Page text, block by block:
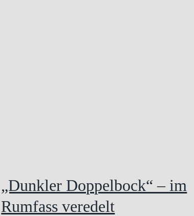
„Dunkler Doppelbock“ – im
Rumfass veredelt